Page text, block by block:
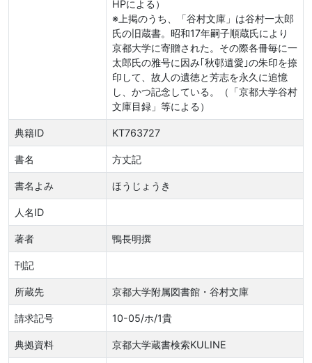
HPによる）
※上掲のうち、「谷村文庫」は谷村一太郎
氏の旧蔵書。昭和17年嗣子順蔵氏により
京都大学に寄贈された。その際各冊毎に一
太郎氏の雅号に因み｢秋邨遺愛｣の朱印を捺
印して、故人の遺徳と芳志を永久に追憶
し、かつ記念している。（「京都大学谷村
文庫目録」等による）
典籍ID KT763727
書名 方丈記
書名よみ ほうじょうき
人名ID
著者 鴨長明撰
刊記
所蔵先 京都大学附属図書館・谷村文庫
請求記号 10-05/ホ/1貴
典拠資料 京都大学蔵書検索KULINE